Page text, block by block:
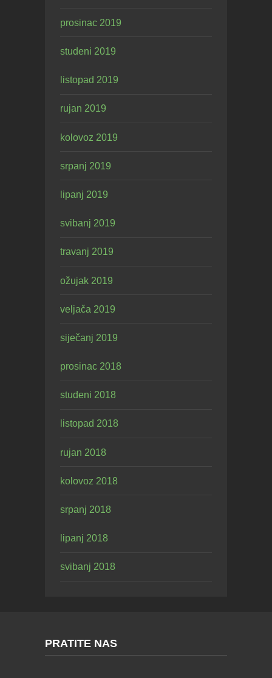
prosinac 2019
studeni 2019
listopad 2019
rujan 2019
kolovoz 2019
srpanj 2019
lipanj 2019
svibanj 2019
travanj 2019
ožujak 2019
veljača 2019
siječanj 2019
prosinac 2018
studeni 2018
listopad 2018
rujan 2018
kolovoz 2018
srpanj 2018
lipanj 2018
svibanj 2018
PRATITE NAS